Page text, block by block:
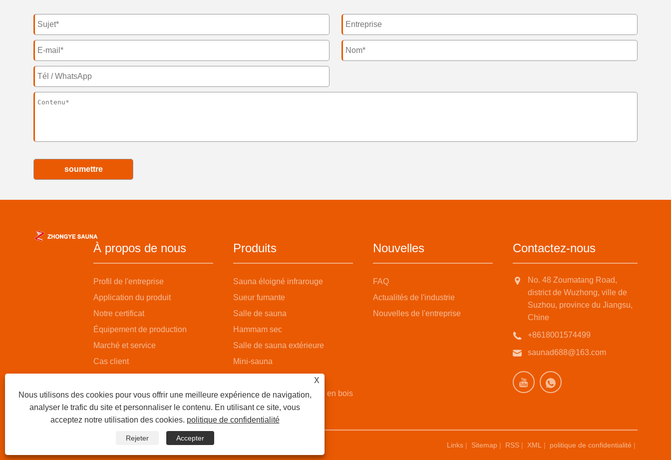
soumettre
À propos de nous
Profil de l'entreprise
Application du produit
Notre certificat
Équipement de production
Marché et service
Cas client
Produits
Sauna éloigné infrarouge
Sueur fumante
Salle de sauna
Hammam sec
Salle de sauna extérieure
Mini-sauna
Salle de sauna à vapeur
Salle de sauna avec seau en bois
Nouvelles
FAQ
Actualités de l'industrie
Nouvelles de l'entreprise
Contactez-nous
No. 48 Zoumatang Road,
district de Wuzhong, ville de
Suzhou, province du Jiangsu,
Chine
+8618001574499
saunad688@163.com
Copyright © 2025 Suzhou Zhongye Sauna Equipment Co., Ltd Tous droits réservés. Links| Sitemap| RSS| XML| politique de confidentialité |
X
Nous utilisons des cookies pour vous offrir une meilleure expérience de navigation,
analyser le trafic du site et personnaliser le contenu. En utilisant ce site, vous
acceptez notre utilisation des cookies. politique de confidentialité
Rejeter Accepter